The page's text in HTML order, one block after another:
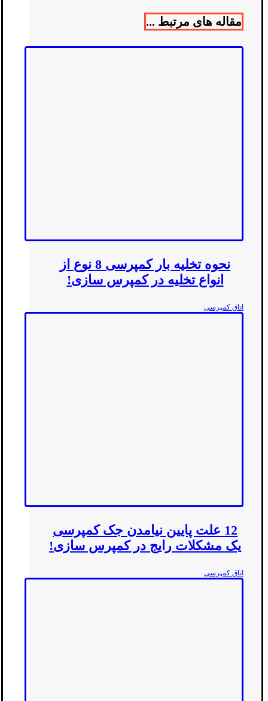
مقاله های مرتبط ...
نحوه تخلیه بار کمپرسی 8 نوع از
انواع تخلیه در کمپرس سازی!
اتاق کمپرسی
12 علت پایین نیامدن جک کمپرسی
یک مشکلات رایج در کمپرس سازی!
اتاق کمپرسی